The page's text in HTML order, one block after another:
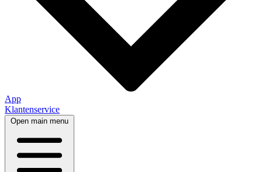
App
Klantenservice
Open main menu